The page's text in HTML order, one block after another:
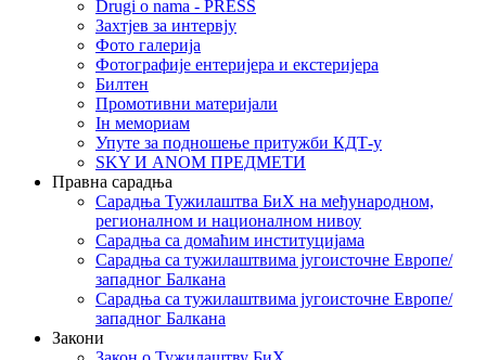
Drugi o nama - PRESS
Захтјев за интервју
Фото галерија
Фотографије ентеријера и екстеријера
Билтен
Промотивни материјали
Iн мемориам
Упуте за подношење притужби КДТ-у
SKY И ANOM ПРЕДМЕТИ
Правна сарадња
Сарадња Тужилаштва БиХ на међународном,
регионалном и националном нивоу
Сарадња са домаћим институцијама
Сарадња са тужилаштвима југоисточне Европе/
западног Балкана
Сарадња са тужилаштвима југоисточне Европе/
западног Балкана
Закони